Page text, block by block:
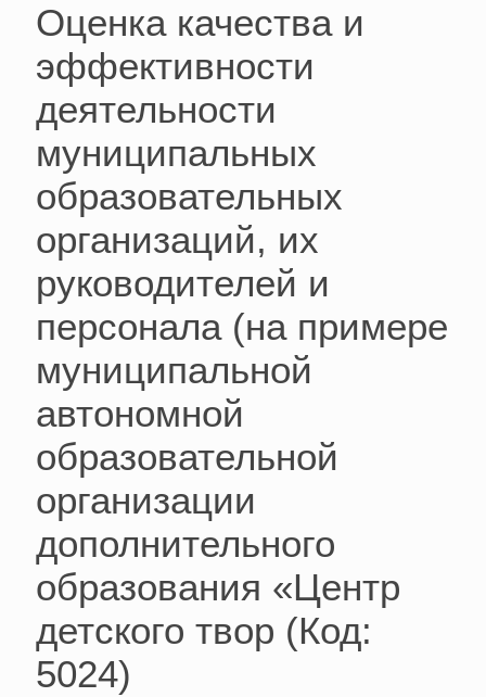
Оценка качества и
эффективности
деятельности
муниципальных
образовательных
организаций, их
руководителей и
персонала (на примере
муниципальной
автономной
образовательной
организации
дополнительного
образования «Центр
детского твор (Код:
5024)